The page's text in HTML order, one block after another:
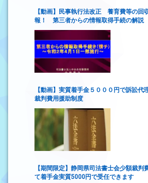
【動画】民事執行法改正 養育費等の回
報！ 第三者からの情報取得手続の解説
【動画】実質着手金５０００円で訴訟
裁判費用援助制度
【期間限定】静岡県司法書士会少額裁判
て着手金実質5000円で受任できます